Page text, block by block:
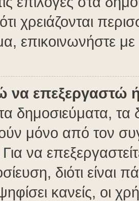
χρειάζονται
επικοινωνήστε με
επεξεργαστώ
δημοσιεύματα,
μόνο από τον
Για να
διότι είναι
κανείς, οι